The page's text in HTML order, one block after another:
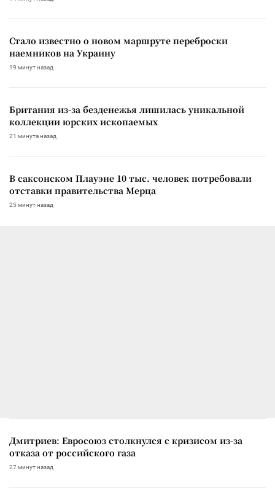
Стало известно о новом маршруте переброски
наемников на Украину
19 минут назад
Британия из-за безденежья лишилась уникальной
коллекции юрских ископаемых
21 минута назад
В саксонском Плауэне 10 тыс. человек потребовали
отставки правительства Мерца
25 минут назад
Дмитриев: Евросоюз столкнулся с кризисом из-за
отказа от российского газа
27 минут назад